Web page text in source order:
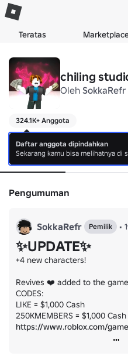
Teratas
chiling
Oleh SokkaRefr
324.1K+ Anggota
.
Tentang Acara
Pengumuman
SokkaRefr Pemilik •
✨UPDATE✨
+4 new characters!
Revives ❤️ added to the
CODES:
LIKE = $1,000 Cash
https://www.roblox.com/
Daftar anggota dipindahkan
Sekarang kamu bisa melihatnya di